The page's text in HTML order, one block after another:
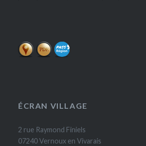
ÉCRAN VILLAGE
2 rue Raymond Finiels
07240 Vernoux en Vivarais